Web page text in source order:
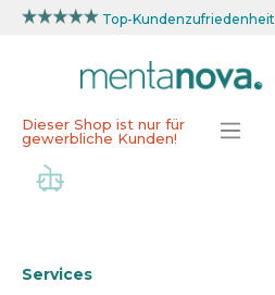
Top-Kundenzufriedenheit
Dieser Shop ist nur für
gewerbliche Kunden!
Services